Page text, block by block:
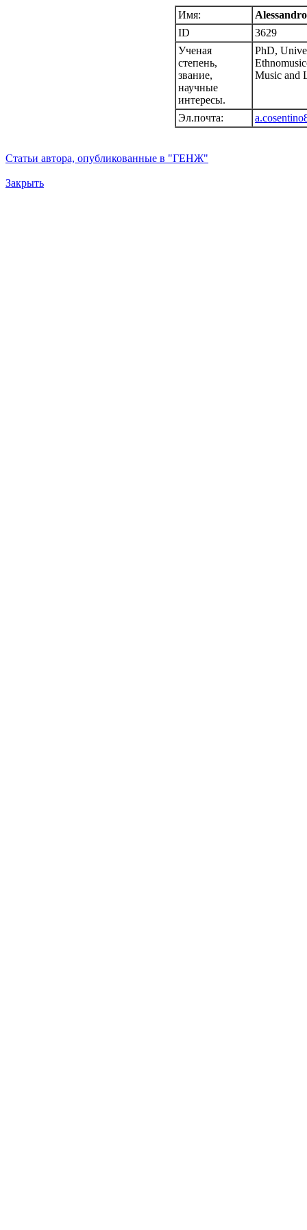
Имя:
ID
3629
Ученая
степень,
звание,
научные
интересы.
PhD,
Music and
Эл.почта:
Статьи автора, опубликованные в "ГЕНЖ"
Закрыть